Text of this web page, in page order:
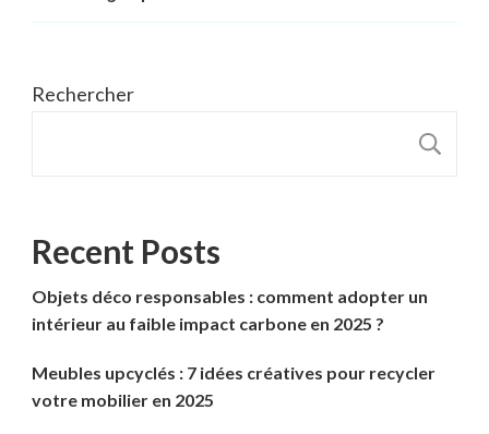
Rechercher
Recent Posts
Objets déco responsables : comment adopter un
intérieur au faible impact carbone en 2025 ?
Meubles upcyclés : 7 idées créatives pour recycler
votre mobilier en 2025